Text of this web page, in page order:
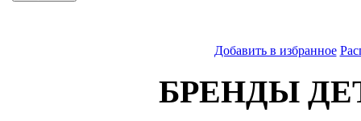
Добавить в избранное
БРЕНДЫ